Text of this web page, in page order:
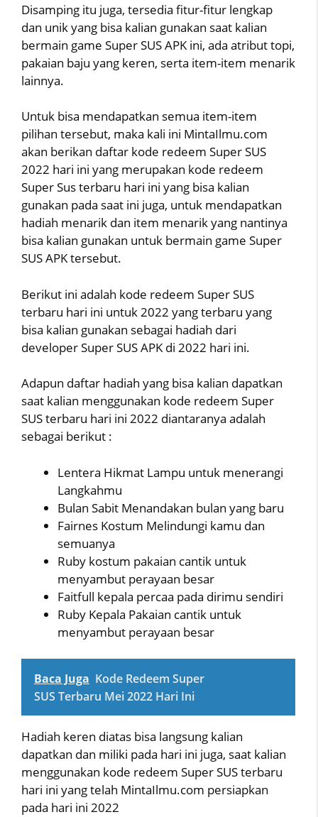
Disamping itu juga, tersedia fitur-fitur lengkap
dan unik yang bisa kalian gunakan saat kalian
bermain game Super SUS APK ini, ada atribut topi,
pakaian baju yang keren, serta item-item menarik
lainnya.
Untuk bisa mendapatkan semua item-item
pilihan tersebut, maka kali ini MintaIlmu.com
akan berikan daftar kode redeem Super SUS
2022 hari ini yang merupakan kode redeem
Super Sus terbaru hari ini yang bisa kalian
gunakan pada saat ini juga, untuk mendapatkan
hadiah menarik dan item menarik yang nantinya
bisa kalian gunakan untuk bermain game Super
SUS APK tersebut.
Berikut ini adalah kode redeem Super SUS
terbaru hari ini untuk 2022 yang terbaru yang
bisa kalian gunakan sebagai hadiah dari
developer Super SUS APK di 2022 hari ini.
Adapun daftar hadiah yang bisa kalian dapatkan
saat kalian menggunakan kode redeem Super
SUS terbaru hari ini 2022 diantaranya adalah
sebagai berikut :
Lentera Hikmat Lampu untuk menerangi
Langkahmu
Bulan Sabit Menandakan bulan yang baru
Fairnes Kostum Melindungi kamu dan
semuanya
Ruby kostum pakaian cantik untuk
menyambut perayaan besar
Faitfull kepala percaa pada dirimu sendiri
Ruby Kepala Pakaian cantik untuk
menyambut perayaan besar
Baca Juga Kode Redeem Super
SUS Terbaru Mei 2022 Hari Ini
Hadiah keren diatas bisa langsung kalian
dapatkan dan miliki pada hari ini juga, saat kalian
menggunakan kode redeem Super SUS terbaru
hari ini yang telah MintaIlmu.com persiapkan
pada hari ini 2022